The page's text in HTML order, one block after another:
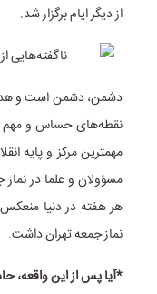
از دیگر ایام برگزار شد.
دشمن، دشمن است و
نقطه‌های حساس و مهم
مهمترین مرکز و پایه
مسؤولان و علما در
هر هفته در دنیا
نماز جمعه تهران داشت.
*آیا پس از این واقعه،